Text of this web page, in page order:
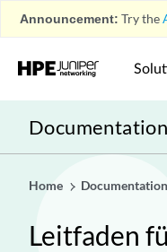
Announcement: Try the
Documentation
Home Documentation
Leitfaden